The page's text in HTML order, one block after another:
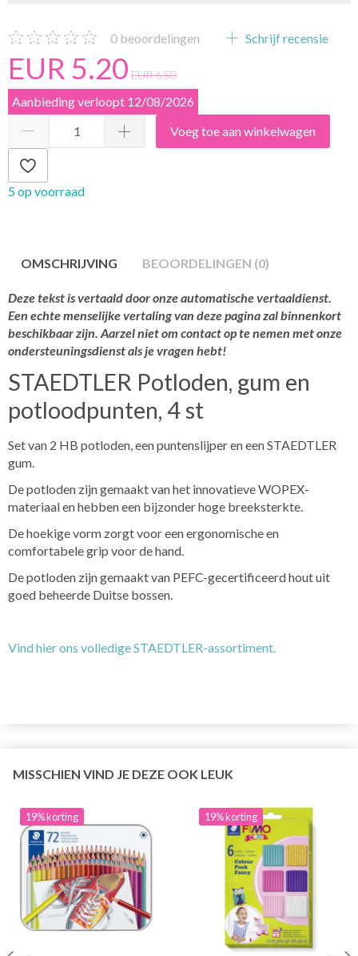
0 beoordelingen Schrijf recensie
EUR 5.20 EUR 6.50
Aanbieding verloopt 12/08/2026
Voeg toe aan winkelwagen
5 op voorraad
OMSCHRIJVING BEOORDELINGEN (0)
Deze tekst is vertaald door onze automatische vertaaldienst.
Een echte menselijke vertaling van deze pagina zal binnenkort
beschikbaar zijn. Aarzel niet om contact op te nemen met onze
ondersteuningsdienst als je vragen hebt!
STAEDTLER Potloden, gum en
potloodpunten, 4 st
Set van 2 HB potloden, een puntenslijper en een STAEDTLER
gum.
De potloden zijn gemaakt van het innovatieve WOPEX-
materiaal en hebben een bijzonder hoge breeksterkte.
De hoekige vorm zorgt voor een ergonomische en
comfortabele grip voor de hand.
De potloden zijn gemaakt van PEFC-gecertificeerd hout uit
goed beheerde Duitse bossen.
Vind hier ons volledige STAEDTLER-assortiment.
MISSCHIEN VIND JE DEZE OOK LEUK
19% korting 19% korting